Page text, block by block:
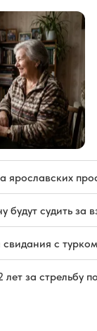
ярославских
будут судить за
с
лет за стрельбу